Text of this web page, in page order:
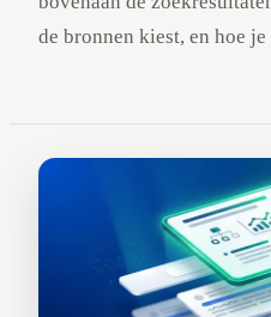
de bronnen kiest, en hoe